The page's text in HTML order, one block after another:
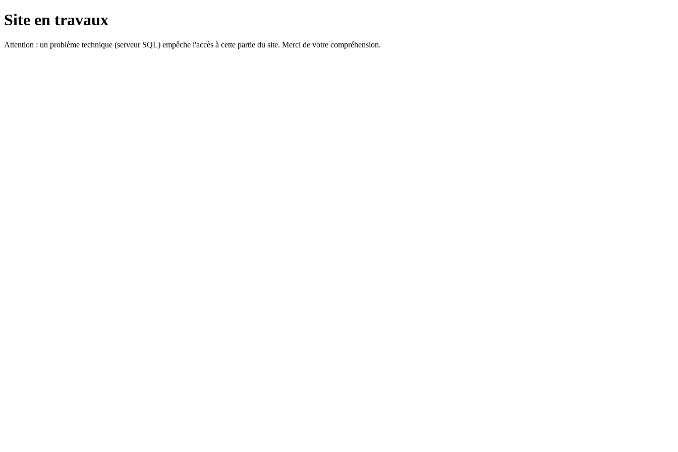
Site en travaux
Attention : un problème technique (serveur SQL) empêche l'accès à cette partie du site. Merci de votre compréhension.